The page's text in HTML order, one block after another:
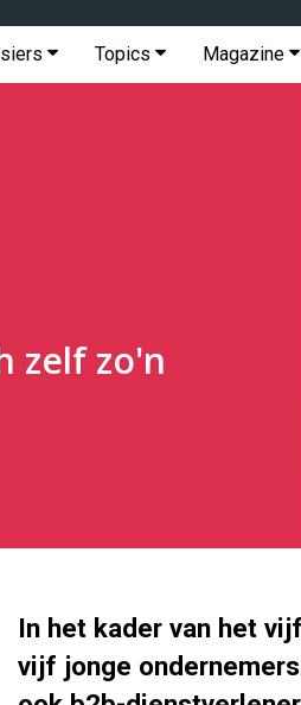
Topics Magazine
zelf zo'n
In het kader van het
vijf jonge